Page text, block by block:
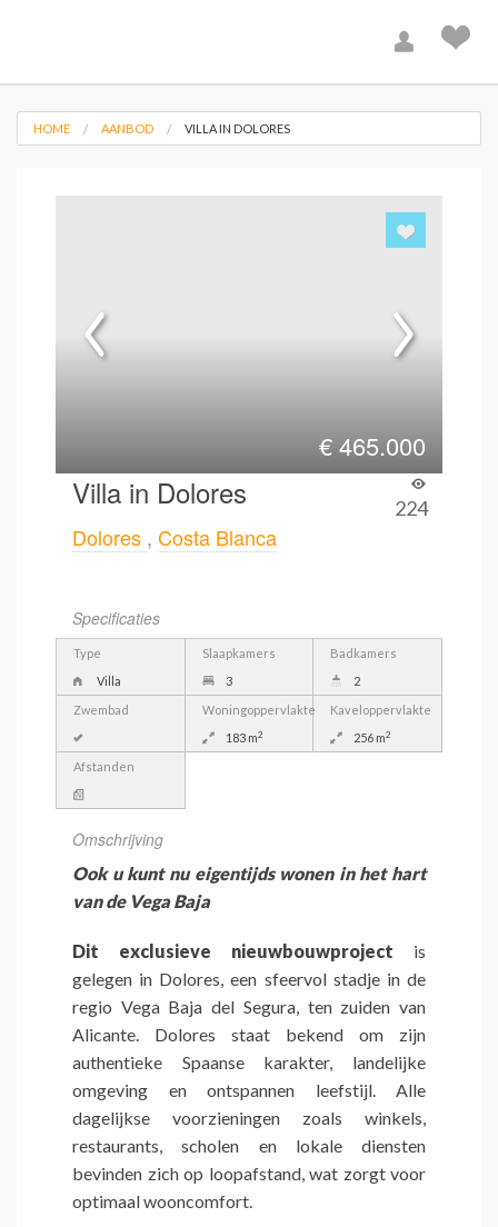
HOME AANBOD VILLA IN DOLORES
€465.000
Villa in Dolores 224
Dolores , Costa Blanca
Specificaties
Type
Villa
Slaapkamers
3
Badkamers
2
Zwembad
Woningoppervlakte
183 m2
Kaveloppervlakte
256 m2
Afstanden
Omschrijving
Ook u kunt nu eigentijds wonen in het hart
van de Vega Baja
Dit exclusieve nieuwbouwproject is
gelegen in Dolores, een sfeervol stadje in de
regio Vega Baja del Segura, ten zuiden van
Alicante. Dolores staat bekend om zijn
authentieke Spaanse karakter, landelijke
omgeving en ontspannen leefstijl. Alle
dagelijkse voorzieningen zoals winkels,
restaurants, scholen en lokale diensten
bevinden zich op loopafstand, wat zorgt voor
optimaal wooncomfort.